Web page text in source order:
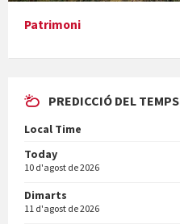
En Bum
Patrimoni
PREDICCIÓ DEL TEMPS
Local Time
Today
10 d'agost de 2026
Dimarts
11 d'agost de 2026